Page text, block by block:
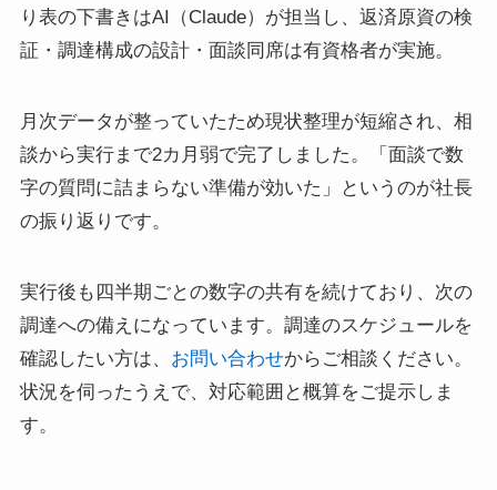
り表の下書きはAI（Claude）が担当し、返済原資の検
証・調達構成の設計・面談同席は有資格者が実施。
月次データが整っていたため現状整理が短縮され、相
談から実行まで2カ月弱で完了しました。「面談で数
字の質問に詰まらない準備が効いた」というのが社長
の振り返りです。
実行後も四半期ごとの数字の共有を続けており、次の
調達への備えになっています。調達のスケジュールを
確認したい方は、 お問い合わせからご相談ください。
状況を伺ったうえで、対応範囲と概算をご提示しま
す。